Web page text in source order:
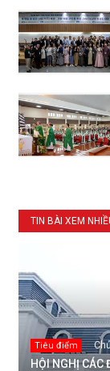
TIN BÀI XEM
Tiêu điểm
HỘI NGHỊ CÁC